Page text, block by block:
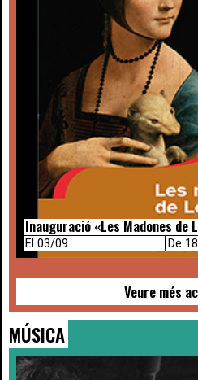
Inauguració «Les Madones de
El 03/09 De
Veure més
MÚSICA